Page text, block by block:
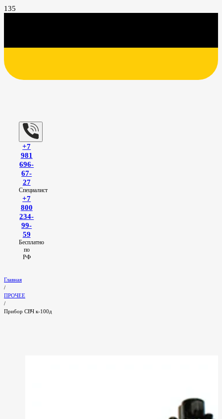
+7
981
696-
67-
27
Специалист
+7
800
234-
99-
59
Бесплатно
по
РФ
Главная
/
ПРОЧЕЕ
/
Прибор СВЧ к-100д